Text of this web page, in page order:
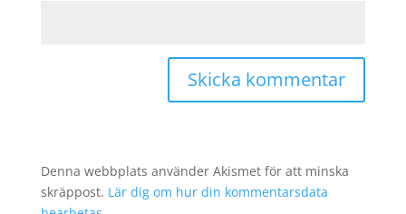
Denna webbplats använder Akismet för att minska
skräppost. Lär dig om hur din kommentarsdata